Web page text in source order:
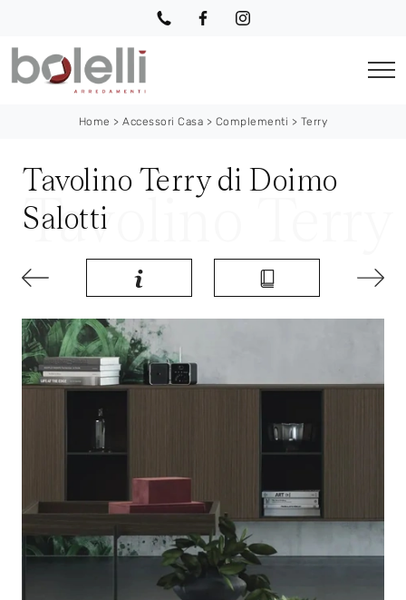
Home >Accessori Casa > Complementi > Terry
Tavolino Terry di Doimo
Salotti